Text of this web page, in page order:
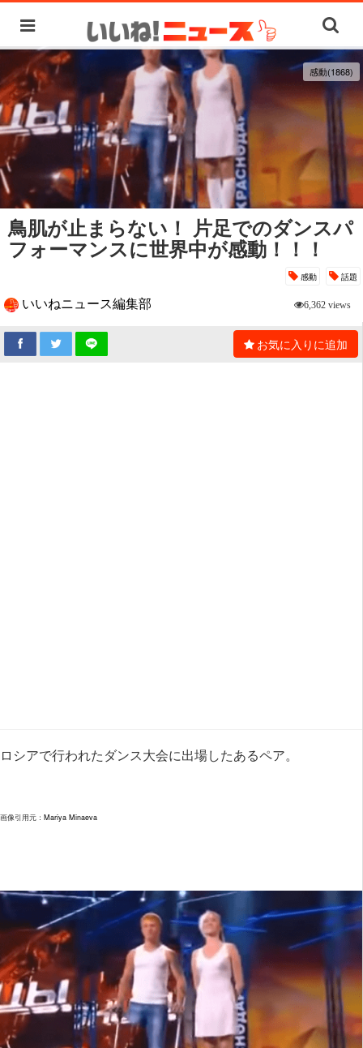
感動(1868)
鳥肌が止まらない！ 片足でのダンスパ
フォーマンスに世界中が感動！！！
感動 話題
いいねニュース編集部 6,362 views
お気に入りに追加
ロシアで行われたダンス大会に出場したあるペア。
画像引用元： Mariya Minaeva